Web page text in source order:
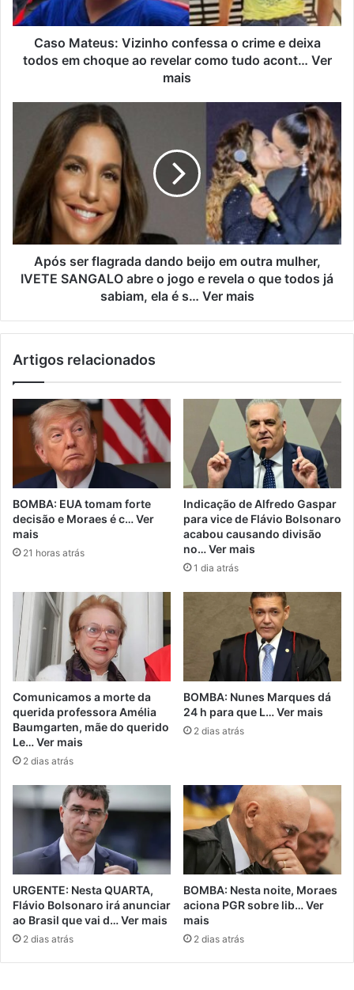
Caso Mateus: Vizinho confessa o crime e deixa
todos em choque ao revelar como tudo acont… Ver
mais
Após ser flagrada dando beijo em outra mulher,
IVETE SANGALO abre o jogo e revela o que todos já
sabiam, ela é s… Ver mais
Artigos relacionados
BOMBA: EUA tomam forte
decisão e Moraes é c… Ver
mais
21 horas atrás
Indicação de Alfredo Gaspar
para vice de Flávio Bolsonaro
acabou causando divisão
no… Ver mais
1 dia atrás
Comunicamos a morte da
querida professora Amélia
Baumgarten, mãe do querido
Le… Ver mais
2 dias atrás
BOMBA: Nunes Marques dá
24 h para que L… Ver mais
2 dias atrás
URGENTE: Nesta QUARTA,
Flávio Bolsonaro irá anunciar
ao Brasil que vai d… Ver mais
2 dias atrás
BOMBA: Nesta noite, Moraes
aciona PGR sobre lib… Ver
mais
2 dias atrás